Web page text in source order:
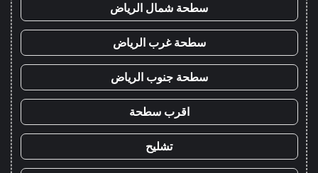
سطحة شمال الرياض
سطحة غرب الرياض
سطحة جنوب الرياض
اقرب سطحة
تشليح